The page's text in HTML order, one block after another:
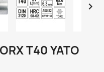

T40 YATO